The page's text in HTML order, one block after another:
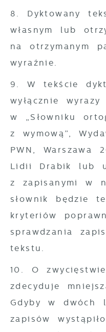
8. Dyktowany
własnym lub
na otrzymanym
wyraźnie.
9. W tekście
wyłącznie wyrazy
w „Słowniku
z wymową”,
PWN, Warszawa
Lidii Drabik lub
z zapisanymi w
słownik będzie
kryteriów
sprawdzania
tekstu.
10. O
zdecyduje
Gdyby w dwóch
zapisów